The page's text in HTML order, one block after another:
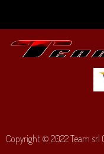
Copyright © 2022 Team srl